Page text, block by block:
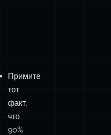
Примите
тот
факт,
что
90%